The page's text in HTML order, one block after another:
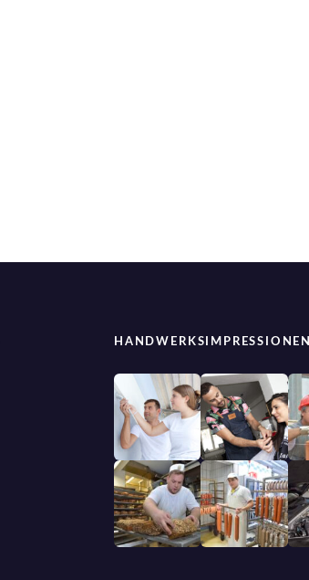
HANDWERKSIMPRESSIONEN